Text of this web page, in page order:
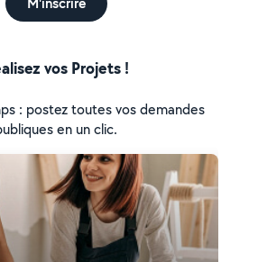
vos Projets !
: postez toutes vos demandes
en un clic.